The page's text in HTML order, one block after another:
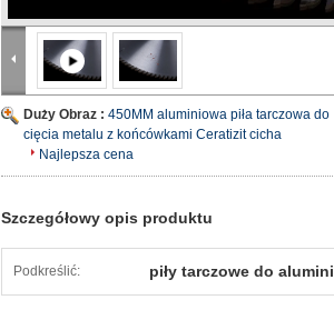
Duży Obraz : 450MM aluminiowa piła tarczowa do
cięcia metalu z końcówkami Ceratizit cicha
Najlepsza cena
Szczegółowy opis produktu
Podkreślić: piły tarczowe do